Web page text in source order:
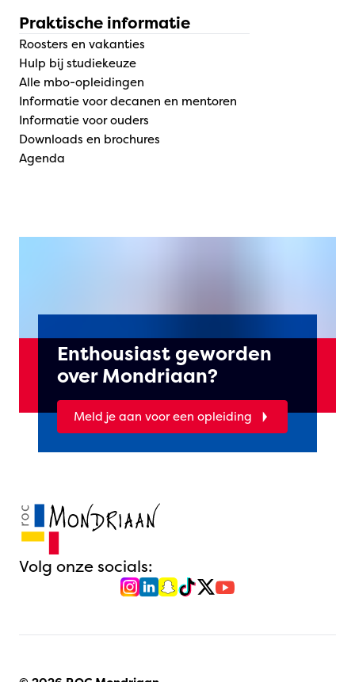
Praktische informatie
Roosters en vakanties
Hulp bij studiekeuze
Alle mbo-opleidingen
Informatie voor decanen en mentoren
Informatie voor ouders
Downloads en brochures
Agenda
Enthousiast geworden
over Mondriaan?
Meld je aan voor een opleiding
Volg onze socials: